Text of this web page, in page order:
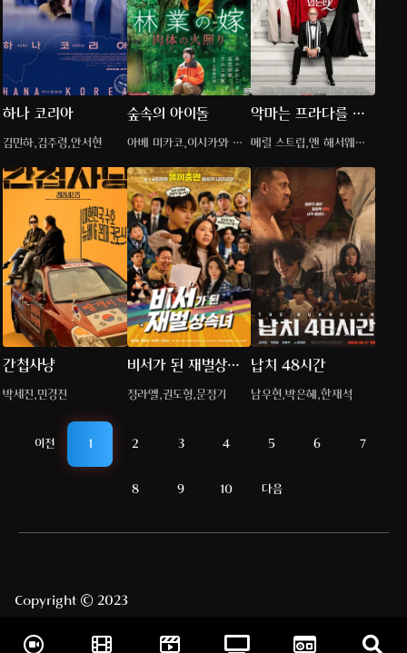
하나 코리아
김민하,김주령,안서현
숲속의 아이돌
아베 미카코,이시카와 유
악마는 프라다를 입
는다 2
메릴 스트립,앤 해서웨이,
간첩사냥
박세진,민경진
비서가 된 재벌상속
녀
정라엘,권도형,문정기
납치 48시간
남우현,박은혜,한재석
이전 1 2 3 4 5 6 7
8 9 10 다음
Copyright © 2023